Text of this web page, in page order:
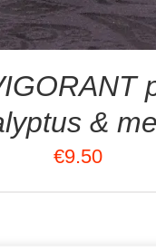
&
€9.50